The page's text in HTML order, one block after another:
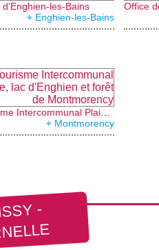
les-Bains
⌖ Enghien-les-Bains
Office
⌖ Montmorency
-